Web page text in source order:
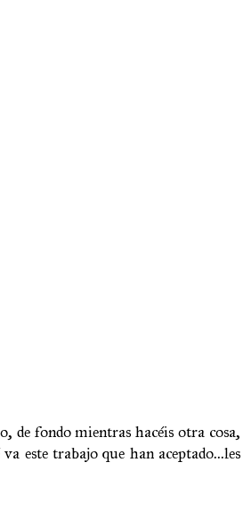
de fondo mientras hacéis otra cosa,
este trabajo que han aceptado...les